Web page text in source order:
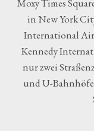
Moxy Times
in New York
International
Kennedy
nur zwei
und U-